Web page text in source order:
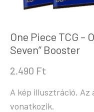
One Piece TCG –
Seven” Booster
2.490 Ft
A kép illusztráció. Az
vonatkozik.